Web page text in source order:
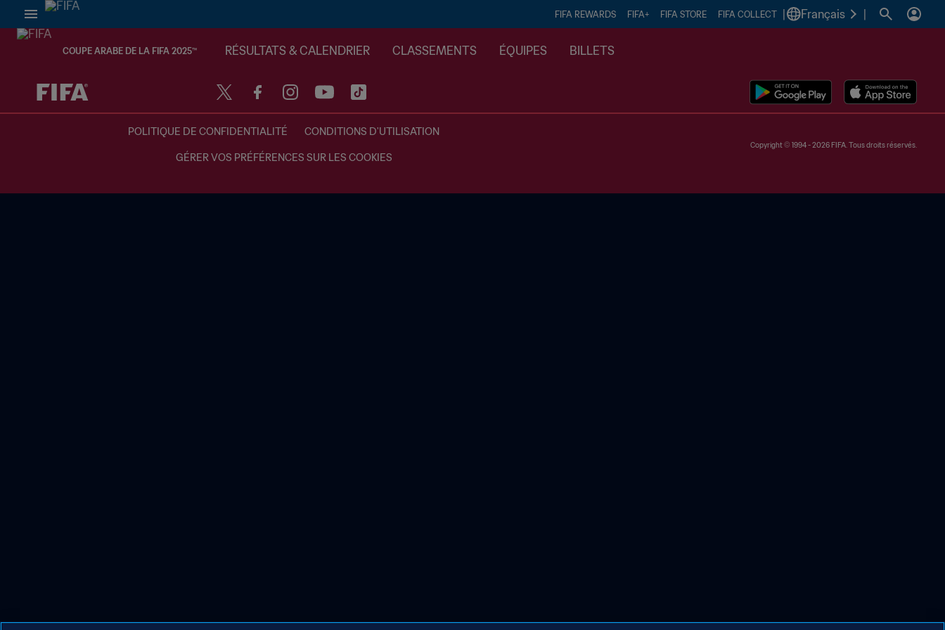
FIFA REWARDS FIFA+ FIFA STORE FIFA COLLECT Français
COUPE ARABE DE LA FIFA 2025™ RÉSULTATS & CALENDRIER CLASSEMENTS ÉQUIPES BILLETS
à dét. – à dét.
POLITIQUE DE CONFIDENTIALITÉ CONDITIONS D'UTILISATION
GÉRER VOS PRÉFÉRENCES SUR LES COOKIES
Copyright © 1994 - 2026 FIFA. Tous droits réservés.